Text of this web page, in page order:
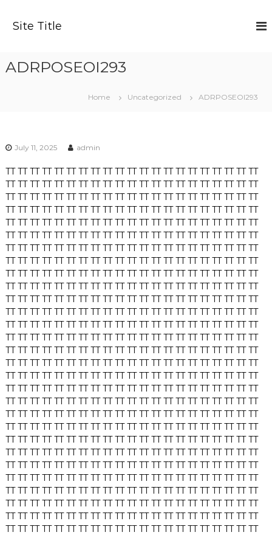
Site Title
ADRPOSEOI293
Home Uncategorized ADRPOSEOI293
July 11, 2025 admin
TT TT TT TT TT TT TT TT TT TT TT TT TT TT TT TT TT TT TT TT TT
TT TT TT TT TT TT TT TT TT TT TT TT TT TT TT TT TT TT TT TT TT
TT TT TT TT TT TT TT TT TT TT TT TT TT TT TT TT TT TT TT TT TT
TT TT TT TT TT TT TT TT TT TT TT TT TT TT TT TT TT TT TT TT TT
TT TT TT TT TT TT TT TT TT TT TT TT TT TT TT TT TT TT TT TT TT
TT TT TT TT TT TT TT TT TT TT TT TT TT TT TT TT TT TT TT TT TT
TT TT TT TT TT TT TT TT TT TT TT TT TT TT TT TT TT TT TT TT TT
TT TT TT TT TT TT TT TT TT TT TT TT TT TT TT TT TT TT TT TT TT
TT TT TT TT TT TT TT TT TT TT TT TT TT TT TT TT TT TT TT TT TT
TT TT TT TT TT TT TT TT TT TT TT TT TT TT TT TT TT TT TT TT TT
TT TT TT TT TT TT TT TT TT TT TT TT TT TT TT TT TT TT TT TT TT
TT TT TT TT TT TT TT TT TT TT TT TT TT TT TT TT TT TT TT TT TT
TT TT TT TT TT TT TT TT TT TT TT TT TT TT TT TT TT TT TT TT TT
TT TT TT TT TT TT TT TT TT TT TT TT TT TT TT TT TT TT TT TT TT
TT TT TT TT TT TT TT TT TT TT TT TT TT TT TT TT TT TT TT TT TT
TT TT TT TT TT TT TT TT TT TT TT TT TT TT TT TT TT TT TT TT TT
TT TT TT TT TT TT TT TT TT TT TT TT TT TT TT TT TT TT TT TT TT
TT TT TT TT TT TT TT TT TT TT TT TT TT TT TT TT TT TT TT TT TT
TT TT TT TT TT TT TT TT TT TT TT TT TT TT TT TT TT TT TT TT TT
TT TT TT TT TT TT TT TT TT TT TT TT TT TT TT TT TT TT TT TT TT
TT TT TT TT TT TT TT TT TT TT TT TT TT TT TT TT TT TT TT TT TT
TT TT TT TT TT TT TT TT TT TT TT TT TT TT TT TT TT TT TT TT TT
TT TT TT TT TT TT TT TT TT TT TT TT TT TT TT TT TT TT TT TT TT
TT TT TT TT TT TT TT TT TT TT TT TT TT TT TT TT TT TT TT TT TT
TT TT TT TT TT TT TT TT TT TT TT TT TT TT TT TT TT TT TT TT TT
TT TT TT TT TT TT TT TT TT TT TT TT TT TT TT TT TT TT TT TT TT
TT TT TT TT TT TT TT TT TT TT TT TT TT TT TT TT TT TT TT TT TT
TT TT TT TT TT TT TT TT TT TT TT TT TT TT TT TT TT TT TT TT TT
TT TT TT TT TT TT TT TT TT TT TT TT TT TT TT TT TT TT TT TT TT